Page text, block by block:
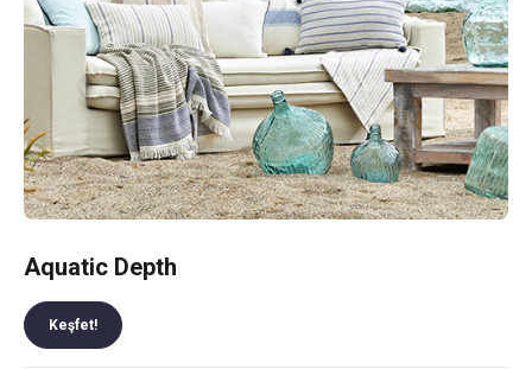
Aquatic Depth
Keşfet!